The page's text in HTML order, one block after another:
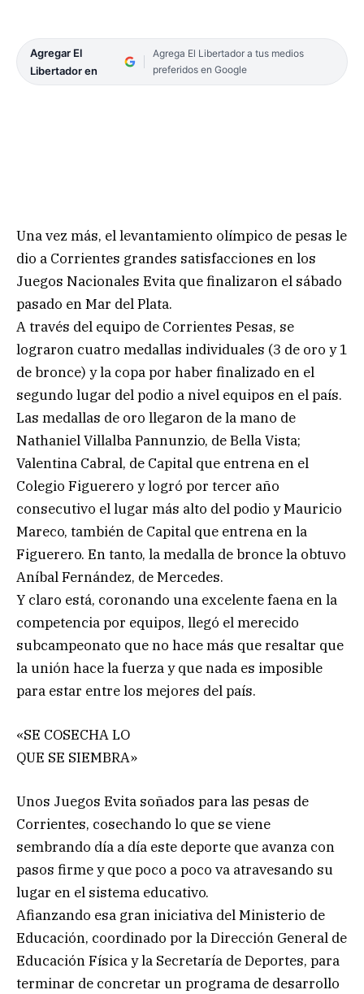
Agregar El
Libertador en
Agrega El Libertador a tus medios
preferidos en Google
Una vez más, el levantamiento olímpico de pesas le
dio a Corrientes grandes satisfacciones en los
Juegos Nacionales Evita que finalizaron el sábado
pasado en Mar del Plata.
A través del equipo de Corrientes Pesas, se
lograron cuatro medallas individuales (3 de oro y 1
de bronce) y la copa por haber finalizado en el
segundo lugar del podio a nivel equipos en el país.
Las medallas de oro llegaron de la mano de
Nathaniel Villalba Pannunzio, de Bella Vista;
Valentina Cabral, de Capital que entrena en el
Colegio Figuerero y logró por tercer año
consecutivo el lugar más alto del podio y Mauricio
Mareco, también de Capital que entrena en la
Figuerero. En tanto, la medalla de bronce la obtuvo
Aníbal Fernández, de Mercedes.
Y claro está, coronando una excelente faena en la
competencia por equipos, llegó el merecido
subcampeonato que no hace más que resaltar que
la unión hace la fuerza y que nada es imposible
para estar entre los mejores del país.
«SE COSECHA LO
QUE SE SIEMBRA»
Unos Juegos Evita soñados para las pesas de
Corrientes, cosechando lo que se viene
sembrando día a día este deporte que avanza con
pasos firme y que poco a poco va atravesando su
lugar en el sistema educativo.
Afianzando esa gran iniciativa del Ministerio de
Educación, coordinado por la Dirección General de
Educación Física y la Secretaría de Deportes, para
terminar de concretar un programa de desarrollo